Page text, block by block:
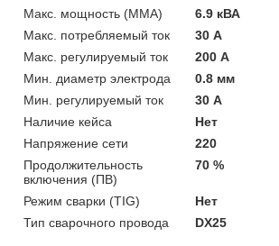
Макс. мощность (MMA)
6.9 кВА
Макс. потребляемый ток
30 А
Макс. регулируемый ток
200 А
Мин. диаметр электрода
0.8 мм
Мин. регулируемый ток
30 А
Наличие кейса
Нет
Напряжение сети
220
Продолжительность
включения (ПВ)
70 %
Режим сварки (TIG)
Нет
Тип сварочного провода
DX25